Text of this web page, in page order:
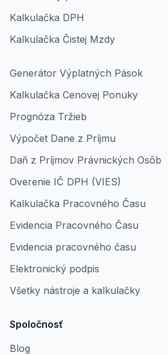
Kalkulačka DPH
Kalkulačka Čistej Mzdy
Generátor Výplatných Pások
Kalkulačka Cenovej Ponuky
Prognóza Tržieb
Výpočet Dane z Príjmu
Daň z Príjmov Právnických Osôb
Overenie IČ DPH (VIES)
Kalkulačka Pracovného Času
Evidencia Pracovného Času
Evidencia pracovného času
Elektronický podpis
Všetky nástroje a kalkulačky
Spoločnosť
Blog